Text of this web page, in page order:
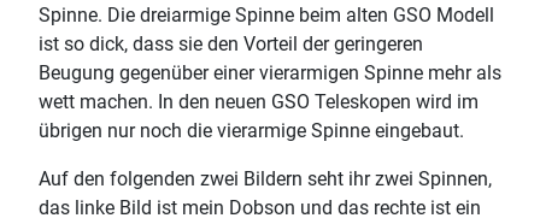
Spinne. Die dreiarmige Spinne beim alten GSO Modell
ist so dick, dass sie den Vorteil der geringeren
Beugung gegenüber einer vierarmigen Spinne mehr als
wett machen. In den neuen GSO Teleskopen wird im
übrigen nur noch die vierarmige Spinne eingebaut.
Auf den folgenden zwei Bildern seht ihr zwei Spinnen,
das linke Bild ist mein Dobson und das rechte ist ein